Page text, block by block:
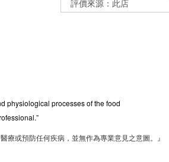
physiological processes of the food
療或預防任何疾病，並無作為專業意見之意圖。』